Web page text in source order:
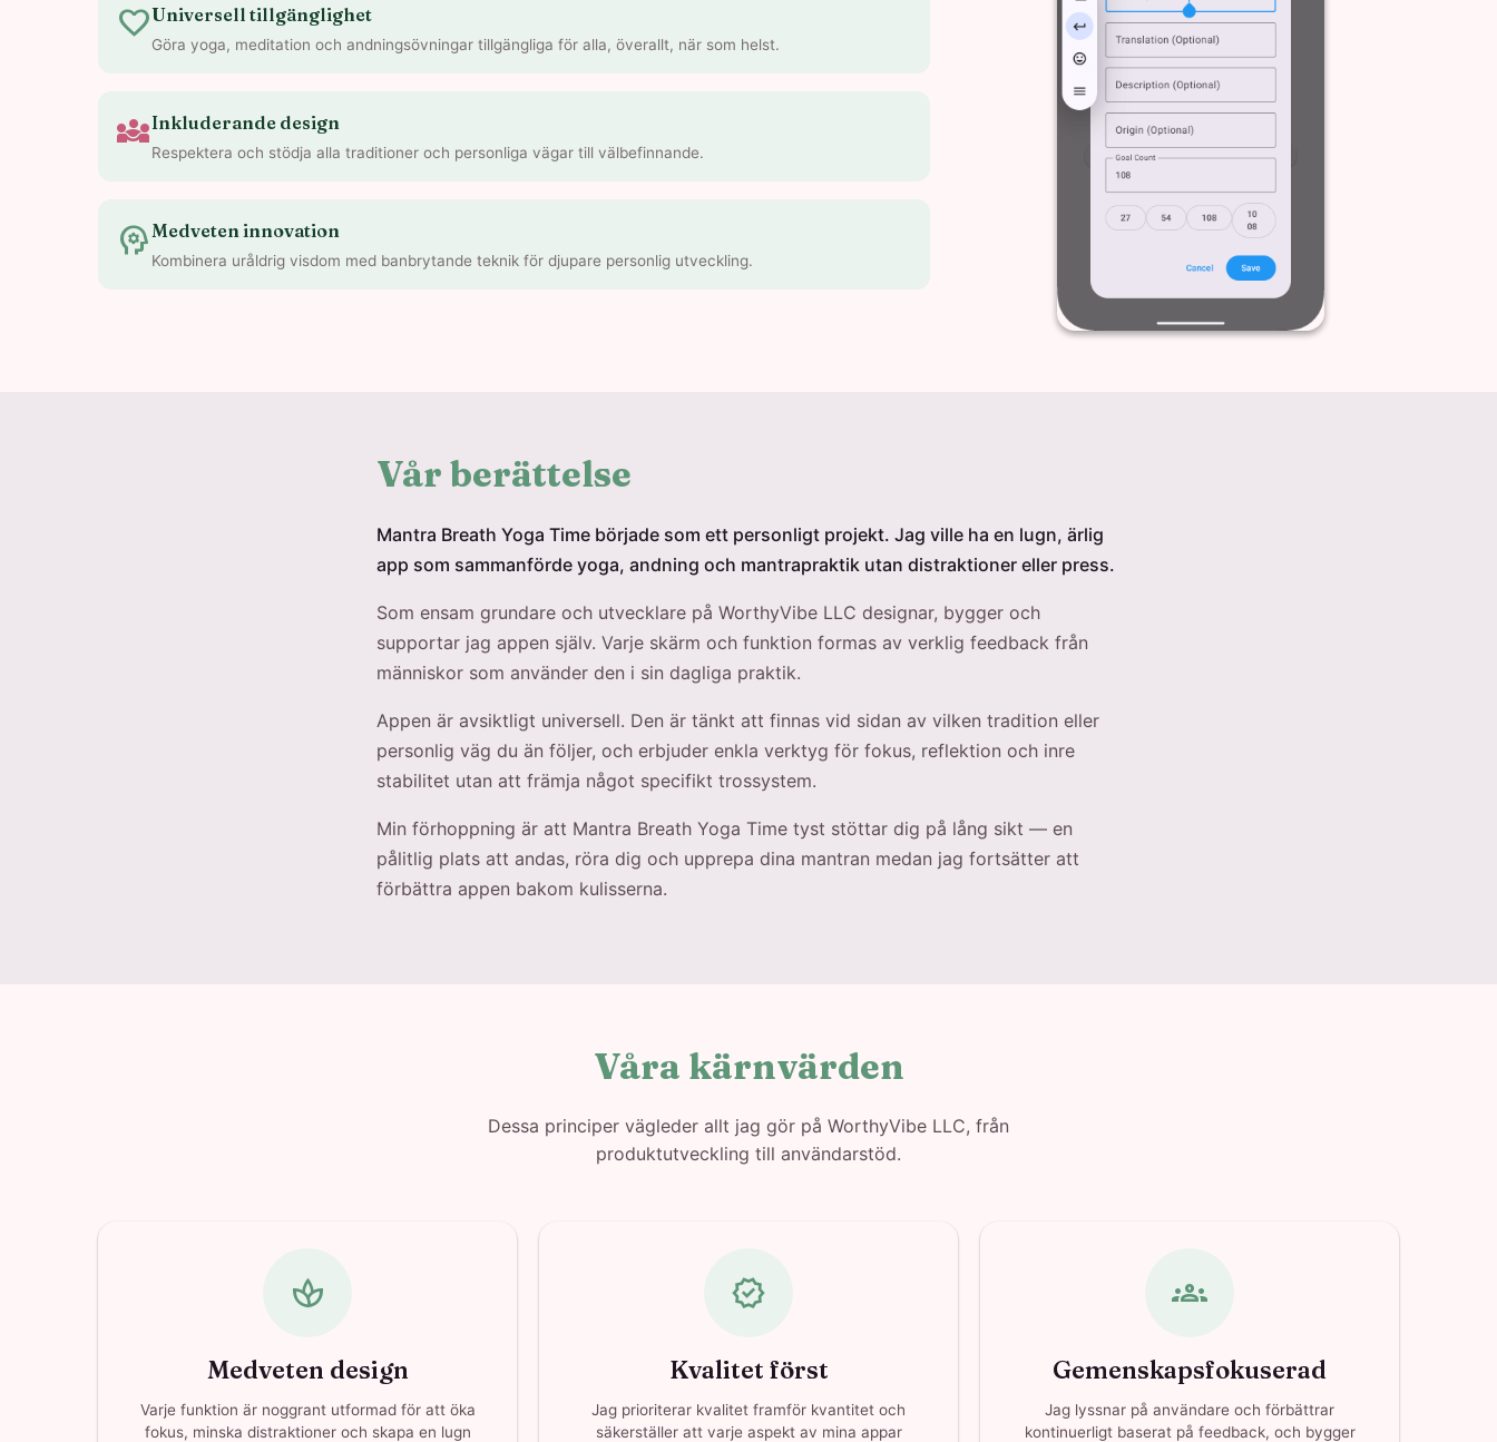
favoriteUniversell tillgänglighet
Göra yoga, meditation och andningsövningar tillgängliga för alla, överallt, när som helst.
diversity_3Inkluderande design
Respektera och stödja alla traditioner och personliga vägar till välbefinnande.
psychology Medveten innovation
Kombinera uråldrig visdom med banbrytande teknik för djupare personlig utveckling.
Vår berättelse
Mantra Breath Yoga Time började som ett personligt projekt. Jag ville ha en lugn, ärlig
app som sammanförde yoga, andning och mantrapraktik utan distraktioner eller press.
Som ensam grundare och utvecklare på WorthyVibe LLC designar, bygger och
supportar jag appen själv. Varje skärm och funktion formas av verklig feedback från
människor som använder den i sin dagliga praktik.
Appen är avsiktligt universell. Den är tänkt att finnas vid sidan av vilken tradition eller
personlig väg du än följer, och erbjuder enkla verktyg för fokus, reflektion och inre
stabilitet utan att främja något specifikt trossystem.
Min förhoppning är att Mantra Breath Yoga Time tyst stöttar dig på lång sikt — en
pålitlig plats att andas, röra dig och upprepa dina mantran medan jag fortsätter att
förbättra appen bakom kulisserna.
Våra kärnvärden
Dessa principer vägleder allt jag gör på WorthyVibe LLC, från
produktutveckling till användarstöd.
spa
Medveten design
Varje funktion är noggrant utformad för att öka
fokus, minska distraktioner och skapa en lugn
verified
Kvalitet först
Jag prioriterar kvalitet framför kvantitet och
säkerställer att varje aspekt av mina appar
groups
Gemenskapsfokuserad
Jag lyssnar på användare och förbättrar
kontinuerligt baserat på feedback, och bygger